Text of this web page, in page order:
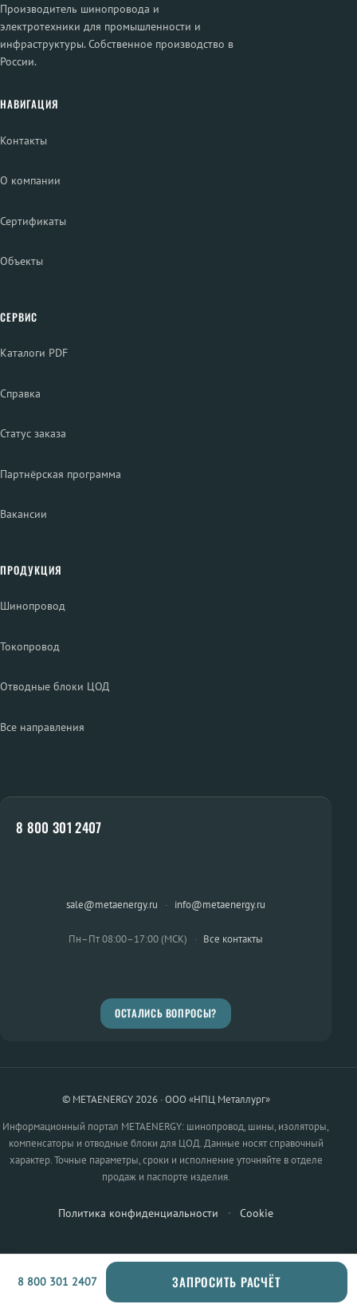
Производитель шинопровода и
электротехники для промышленности и
инфраструктуры. Собственное производство в
России.
НАВИГАЦИЯ
Контакты
О компании
Сертификаты
Объекты
СЕРВИС
Каталоги PDF
Справка
Статус заказа
Партнёрская программа
Вакансии
ПРОДУКЦИЯ
Шинопровод
Токопровод
Отводные блоки ЦОД
Все направления
8 800 301 2407
sale@metaenergy.ru · info@metaenergy.ru
Пн–Пт 08:00–17:00 (МСК) · Все контакты
ОСТАЛИСЬ ВОПРОСЫ?
© METAENERGY 2026 · ООО «НПЦ Металлург»
Информационный портал METAENERGY: шинопровод, шины, изоляторы,
компенсаторы и отводные блоки для ЦОД. Данные носят справочный
характер. Точные параметры, сроки и исполнение уточняйте в отделе
продаж и паспорте изделия.
Политика конфиденциальности · Cookie
8 800 301 2407 ЗАПРОСИТЬ РАСЧЁТ